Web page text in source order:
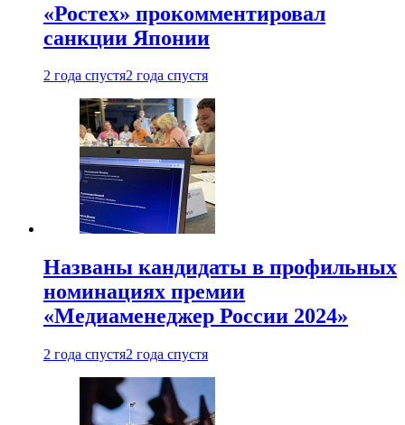
«Ростех» прокомментировал
санкции Японии
2 года спустя2 года спустя
Названы кандидаты в профильных
номинациях премии
«Медиаменеджер России 2024»
2 года спустя2 года спустя